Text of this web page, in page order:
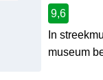
9,6
In
museum